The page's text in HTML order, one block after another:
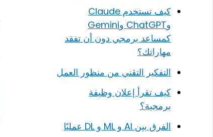
كيف تستخدم Claude
وChatGPT وGemini
كمساعد برمجي دون أن تفقد
مهاراتك؟
التفكير التقني من منظور العمل
كيف تقرأ إعلان وظيفة
برمجية؟
الفرق بين AI و ML و DL عمليًا